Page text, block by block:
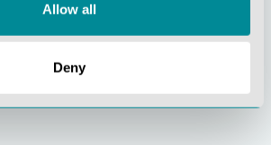
Allow all
Deny
9001